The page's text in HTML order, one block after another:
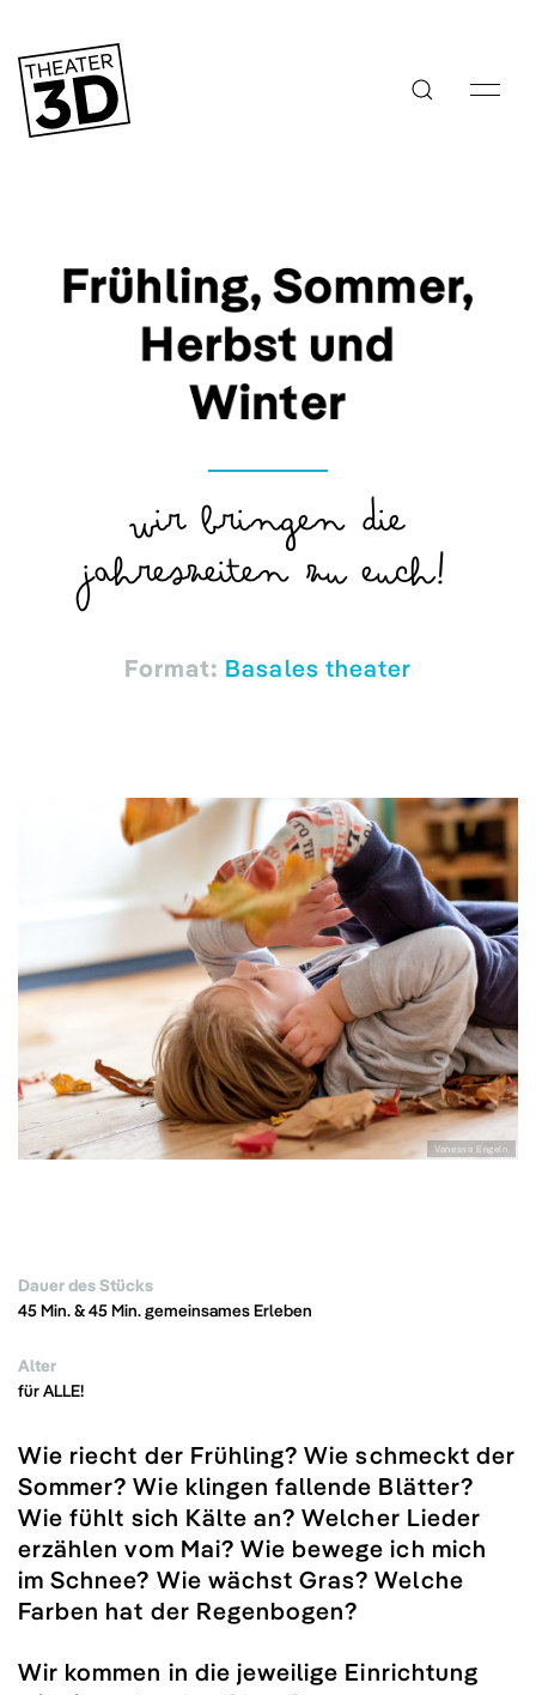
Frühling, Sommer,
Herbst und
Winter
Wir bringen die
Jahreszeiten zu euch!
Format: Basales theater
Vanessa Engeln
Dauer des Stücks
45 Min. & 45 Min. gemeinsames Erleben
Alter
für ALLE!
Wie riecht der Frühling? Wie schmeckt der
Sommer? Wie klingen fallende Blätter?
Wie fühlt sich Kälte an? Welcher Lieder
erzählen vom Mai? Wie bewege ich mich
im Schnee? Wie wächst Gras? Welche
Farben hat der Regenbogen?
Wir kommen in die jeweilige Einrichtung